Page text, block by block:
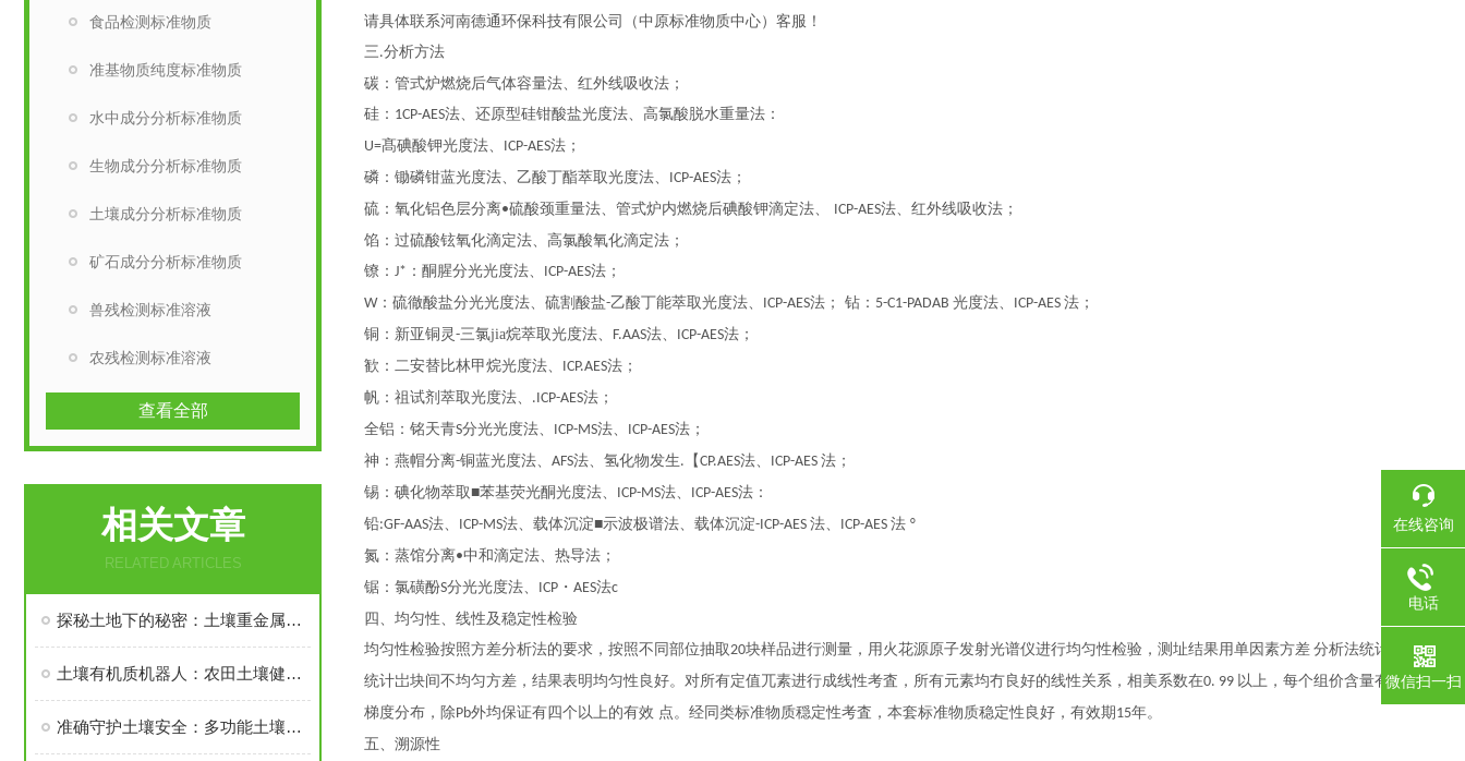
食品检测标准物质
准基物质纯度标准物质
水中成分分析标准物质
生物成分分析标准物质
土壤成分分析标准物质
矿石成分分析标准物质
兽残检测标准溶液
农残检测标准溶液
查看全部
相关文章
RELATED ARTICLES
探秘土地下的秘密：土壤重金属检测箱的神奇之旅
土壤有机质机器人：农田土壤健康的守护者
准确守护土壤安全：多功能土壤重金属检测箱在农业环境监测中的实践
请具体联系河南德通环保科技有限公司（中原标准物质中心） 客服！
三.分析方法
碳：管式炉燃烧后气体容量法、红外线吸收法；
硅： 1CP-AES法、还原型硅钳酸盐光度法、高氯酸脱水重量法：
U=髙碘酸钾光度法、 ICP-AES法；
磷：锄磷钳蓝光度法、乙酸丁酯萃取光度法、 ICP-AES法；
硫：氧化铝色层分离•硫酸颈重量法、管式炉内燃烧后碘酸钾滴定法、 ICP-AES法、红外线吸收法；
馅：过硫酸铉氧化滴定法、高氯酸氧化滴定法；
镣： J* ：酮腥分光光度法、 ICP-AES法；
W：硫徹酸盐分光光度法、硫割酸盐-乙酸丁能萃取光度法、 ICP-AES法； 钻： 5-C1-PADAB 光度法、 ICP-AES 法；
铜：新亚铜灵-三氯jia烷萃取光度法、 F.AAS法、 ICP-AES法；
歓：二安替比林甲烷光度法、 ICP.AES法；
帆：祖试剂萃取光度法、 .ICP-AES法；
全铝：铭天青S分光光度法、 ICP-MS法、 ICP-AES法；
神：燕帽分离-铜蓝光度法、 AFS法、氢化物发生. 【CP.AES法、 ICP-AES 法；
锡：碘化物萃取■苯基荧光酮光度法、 ICP-MS法、 ICP-AES法：
铅:GF-AAS法、 ICP-MS法、载体沉淀■示波极谱法、载体沉淀-ICP-AES 法、 ICP-AES 法 °
氮：蒸馆分离•中和滴定法、热导法；
锯：氯磺酚S分光光度法、 ICP ・ AES法c
四、均匀性、线性及稳定性检验
均匀性检验按照方差分析法的要求，按照不同部位抽取20块样品进行测量，用火花源原子发射光谱仪进行均匀性检验，测址结果用单因素方差 分析法统计处理，
统计岀块间不均匀方差，结果表明均匀性良好。对所有定值兀素进行成线性考査，所有元素均冇良好的线性关系，相美系数在0. 99 以上，每个组价含量有较好的
梯度分布，除Pb外均保证有四个以上的有效 点。经同类标准物质穏定性考査，本套标准物质稳定性良好，有效期 15年。
五、溯源性
在线咨询
电话
微信扫一扫